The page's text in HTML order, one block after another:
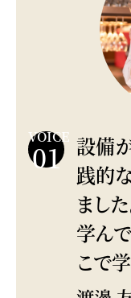
VOICE
01 設備
践的
まし
学ん
こで